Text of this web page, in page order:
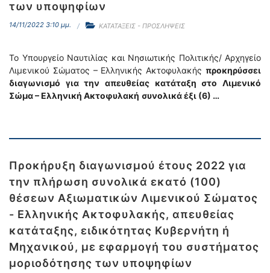
των υποψηφίων
14/11/2022 3:10 μμ. ΚΑΤΑΤΑΞΕΙΣ - ΠΡΟΣΛΗΨΕΙΣ
Το Υπουργείο Ναυτιλίας και Νησιωτικής Πολιτικής/ Αρχηγείο
Λιμενικού Σώματος – Ελληνικής Ακτοφυλακής προκηρύσσει
διαγωνισμό για την απευθείας κατάταξη στο Λιμενικό
Σώμα – Ελληνική Ακτοφυλακή συνολικά έξι (6) …
Προκήρυξη διαγωνισμού έτους 2022 για
την πλήρωση συνολικά εκατό (100)
θέσεων Αξιωματικών Λιμενικού Σώματος
- Ελληνικής Ακτοφυλακής, απευθείας
κατάταξης, ειδικότητας Κυβερνήτη ή
Μηχανικού, με εφαρμογή του συστήματος
μοριοδότησης των υποψηφίων